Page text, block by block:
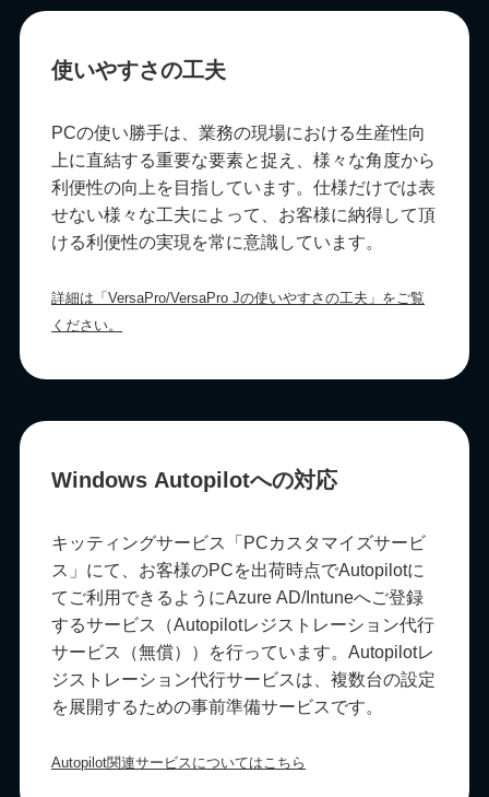
使いやすさの工夫
PCの使い勝手は、業務の現場における生産性向
上に直結する重要な要素と捉え、様々な角度から
利便性の向上を目指しています。仕様だけでは表
せない様々な工夫によって、お客様に納得して頂
ける利便性の実現を常に意識しています。
詳細は「VersaPro/VersaPro Jの使いやすさの工夫」をご覧
ください。
Windows Autopilotへの対応
キッティングサービス「PCカスタマイズサービ
ス」にて、お客様のPCを出荷時点でAutopilotに
てご利用できるようにAzure AD/Intuneへご登録
するサービス（Autopilotレジストレーション代行
サービス（無償））を行っています。Autopilotレ
ジストレーション代行サービスは、複数台の設定
を展開するための事前準備サービスです。
Autopilot関連サービスについてはこちら